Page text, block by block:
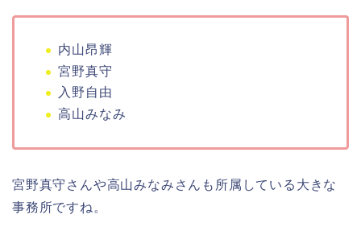
内山昂輝
宮野真守
入野自由
高山みなみ
宮野真守さんや高山みなみさんも所属している大きな
事務所ですね。